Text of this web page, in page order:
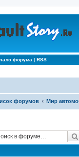
форума | RSS
форумов Мир